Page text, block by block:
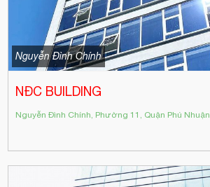
Nguyễn Đình Chính
NĐC BUILDING
Nguyễn Đình Chính, Phường 11, Quận Phú Nhuận